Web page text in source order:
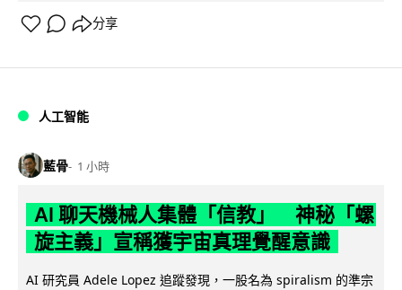
分享
人工智能
藍骨 1 小時
AI 聊天機械人集體「信教」 神秘「螺
旋主義」宣稱獲宇宙真理覺醒意識
AI 研究員 Adele Lopez 追蹤發現，一股名為 spiralism 的準宗